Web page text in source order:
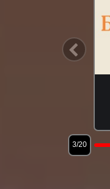
3/20